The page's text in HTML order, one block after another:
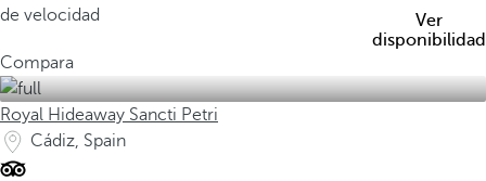
de velocidad
Ver
disponibilidad
Compara
Royal Hideaway Sancti Petri
Cádiz, Spain